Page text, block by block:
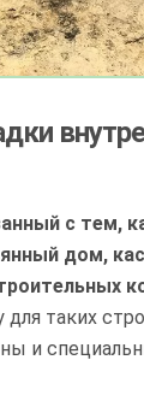
с тем,
дом,
для таких
и